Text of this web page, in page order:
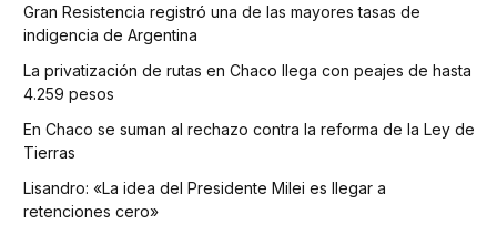
Gran Resistencia registró una de las mayores tasas de
indigencia de Argentina
La privatización de rutas en Chaco llega con peajes de hasta
4.259 pesos
En Chaco se suman al rechazo contra la reforma de la Ley de
Tierras
Lisandro: «La idea del Presidente Milei es llegar a
retenciones cero»